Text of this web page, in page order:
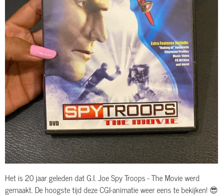
Het is 20 jaar geleden dat G.I. Joe Spy Troops - The Movie werd
gemaakt. De hoogste tijd deze CGI-animatie weer eens te bekijken! 😎